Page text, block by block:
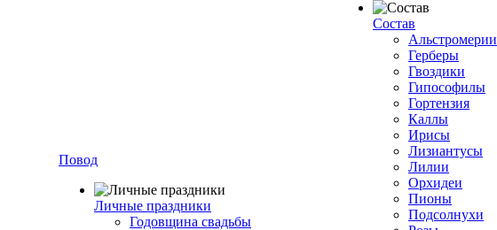
Повод
Личные праздники
Годовщина свадьбы
Состав
Альстромерии
Герберы
Гвоздики
Гипософилы
Гортензия
Каллы
Ирисы
Лизиантусы
Лилии
Орхидеи
Пионы
Подсолнухи